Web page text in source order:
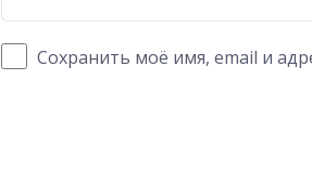
Сохранить моё имя, email и